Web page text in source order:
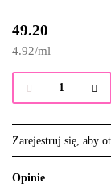
49.20
4.92/ml
Zarejestruj się, aby
Opinie